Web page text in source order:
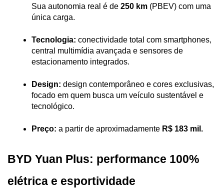
Sua autonomia real é de 250 km (PBEV) com uma
única carga.
Tecnologia: conectividade total com smartphones,
central multimídia avançada e sensores de
estacionamento integrados.
Design: design contemporâneo e cores exclusivas,
focado em quem busca um veículo sustentável e
tecnológico.
Preço: a partir de aproximadamente R$ 183 mil.
BYD Yuan Plus: performance 100%
elétrica e esportividade